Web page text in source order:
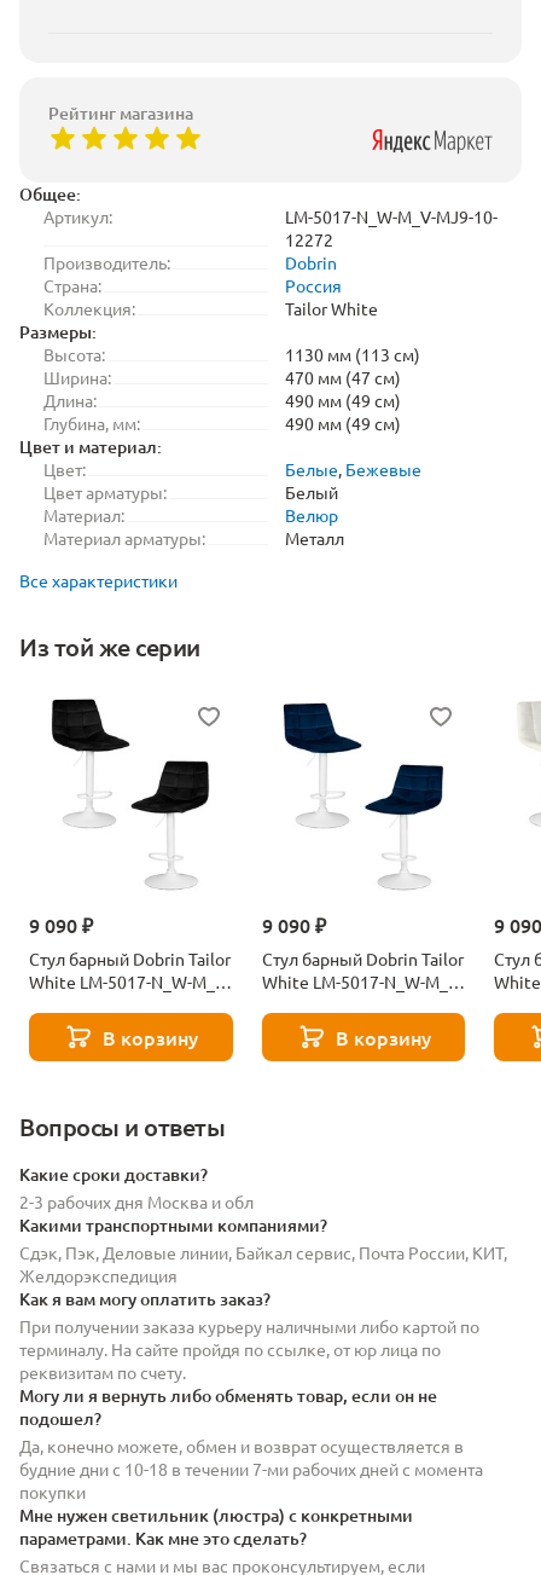
Общее:
Артикул:
LM-5017-N_W-M_V-MJ9-10-
12272
Производитель:
Dobrin
Страна:
Россия
Коллекция:
Tailor White
Размеры:
Высота:
1130 мм (113 см)
Ширина:
470 мм (47 см)
Длина:
490 мм (49 см)
Глубина, мм:
490 мм (49 см)
Цвет и материал:
Цвет: Белые, Бежевые
Цвет арматуры:
Белый
Материал:
Велюр
Материал арматуры:
Металл
Все характеристики
Из той же серии
9 090 ₽
Стул барный Dobrin Tailor
White LM-5017-N_W-M_V-
В корзину
9 090 ₽
Стул барный Dobrin Tailor
White LM-5017-N_W-M_V-
В корзину
9
Стул
Вопросы и ответы
Какие сроки доставки?
2-3 рабочих дня Москва и обл
Какими транспортными компаниями?
Сдэк, Пэк, Деловые линии, Байкал сервис, Почта России, КИТ,
Желдорэкспедиция
Как я вам могу оплатить заказ?
При получении заказа курьеру наличными либо картой по
терминалу. На сайте пройдя по ссылке, от юр лица по
реквизитам по счету.
Могу ли я вернуть либо обменять товар, если он не
подошел?
Да, конечно можете, обмен и возврат осуществляется в
будние дни с 10-18 в течении 7-ми рабочих дней с момента
покупки
Мне нужен светильник (люстра) с конкретными
параметрами. Как мне это сделать?
Связаться с нами и мы вас проконсультируем, если
Рейтинг магазина